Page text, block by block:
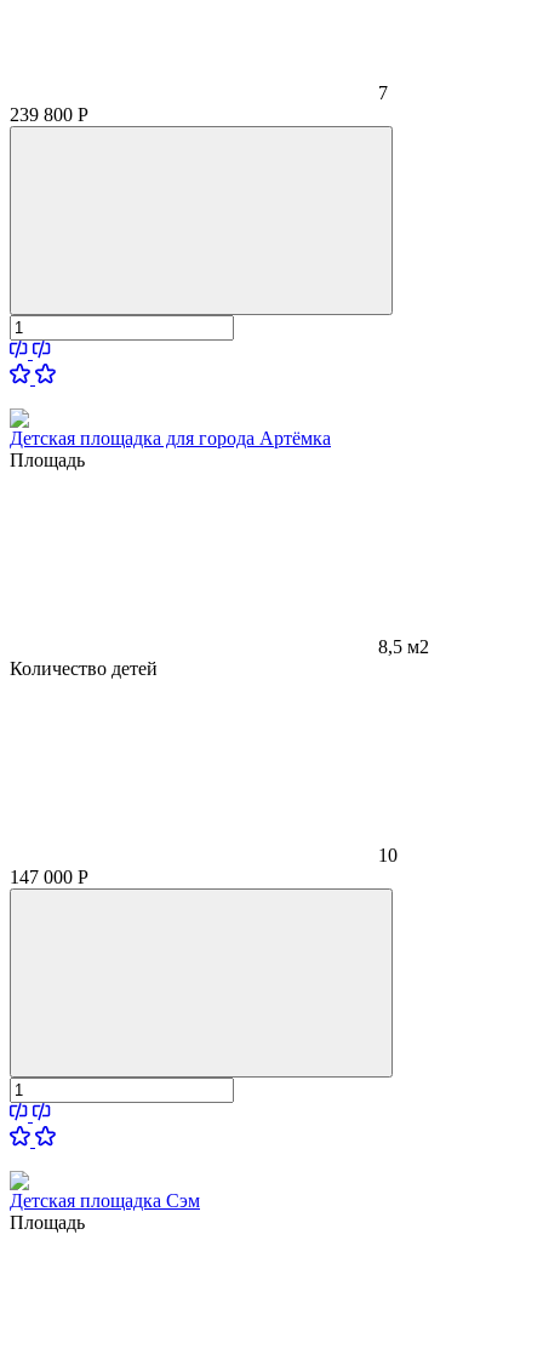
7
239 800 Р
Детская площадка для города Артёмка
Площадь
8,5 м2
Количество детей
10
147 000 Р
Детская площадка Сэм
Площадь